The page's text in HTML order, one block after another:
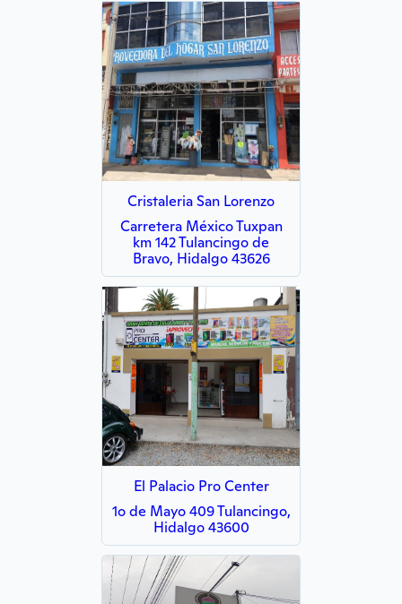
Cristaleria San Lorenzo
Carretera México Tuxpan
km 142 Tulancingo de
Bravo, Hidalgo 43626
El Palacio Pro Center
1o de Mayo 409 Tulancingo,
Hidalgo 43600